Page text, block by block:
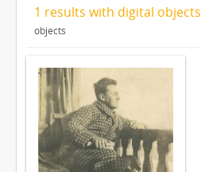
1 results with digital objects
objects